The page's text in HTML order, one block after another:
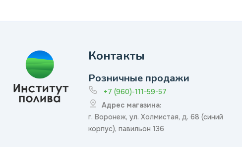
Контакты
Розничные продажи
+7 (960)-111-59-57
Адрес магазина:
г. Воронеж, ул. Холмистая, д. 68 (синий
корпус), павильон 136